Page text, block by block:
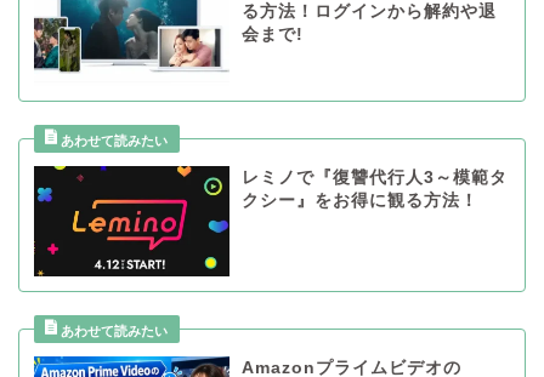
る方法！ログインから解約や退
会まで!
レミノで『復讐代行人3～模範タ
クシー』をお得に観る方法！
Amazonプライムビデオの